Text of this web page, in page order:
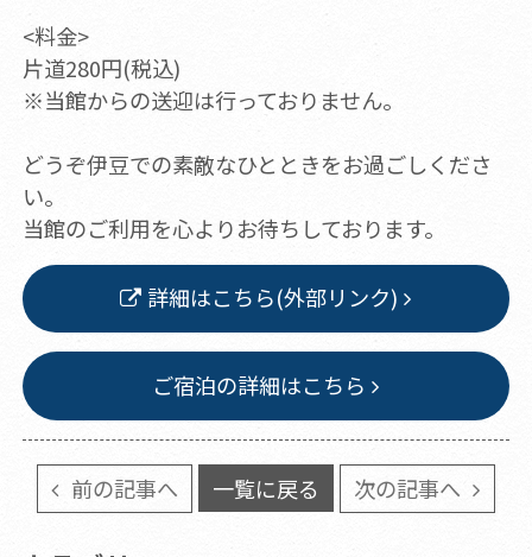
<料金>
片道280円(税込)
※当館からの送迎は行っておりません。
どうぞ伊豆での素敵なひとときをお過ごしくださ
い。
当館のご利用を心よりお待ちしております。
詳細はこちら(外部リンク)
ご宿泊の詳細はこちら
前の記事へ 一覧に戻る 次の記事へ